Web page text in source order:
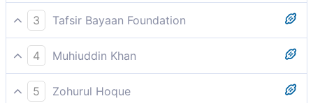
আর উৎকৃষ্ট ভূমি-তার ফসল তার রবের আদেশে উৎপন্ন হয়। আর যা নিকৃষ্ট, তাতে
কঠোর পরিশ্রম না করলে কিছুই জন্মে না [১]। এভাবে আমরা কৃতজ্ঞ সম্প্রদায়ের
জন্য নিদর্শনসমূহ বিভিন্নভাবে বিবৃত করি [২]।
[১] অর্থাৎ বৃষ্টির কল্যাণধারা যদিও প্রত্যেক শহর ও ভূখণ্ডে সমভাবে বর্ধিত হয়,
3 Tafsir Bayaan Foundation
আর উত্তম ভূমি- তার ফসল বের হয় তার রবের অনুমতিতে। আর যা নিকৃষ্ট, তাতে
তো কমই উৎপন্ন হয়। এভাবেই আমি আয়াতসমূহ বিভিন্নভাবে বর্ণনা করি এমন
কওমের জন্য, যারা কৃতজ্ঞ হয়।
4 Muhiuddin Khan
যে শহর উৎকৃষ্ট, তার ফসল তার প্রতিপালকের নির্দেশে উৎপন্ন হয় এবং যা নিকৃষ্ট
5 Zohurul Hoque